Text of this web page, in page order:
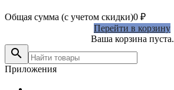
Общая сумма (с учетом скидки)0 ₽
Перейти в корзину
Ваша корзина пуста.

Приложения